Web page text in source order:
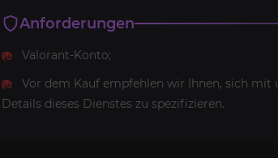
Anforderungen
Valorant-Konto;
Vor dem Kauf empfehlen wir Ihnen, sich mit
Details dieses Dienstes zu spezifizieren.